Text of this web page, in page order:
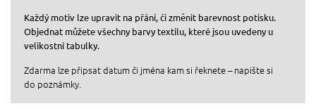
Každý motiv lze upravit na přání, či změnit barevnost potisku.
Objednat můžete všechny barvy textilu, které jsou uvedeny u
velikostní tabulky.
Zdarma lze připsat datum či jména kam si řeknete – napište si
do poznámky.